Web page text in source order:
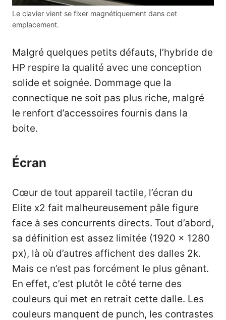
Le clavier vient se fixer magnétiquement dans cet
emplacement.
Malgré quelques petits défauts, l’hybride de
HP respire la qualité avec une conception
solide et soignée. Dommage que la
connectique ne soit pas plus riche, malgré
le renfort d’accessoires fournis dans la
boite.
Écran
Cœur de tout appareil tactile, l’écran du
Elite x2 fait malheureusement pâle figure
face à ses concurrents directs. Tout d’abord,
sa définition est assez limitée (1920 x 1280
px), là où d’autres affichent des dalles 2k.
Mais ce n’est pas forcément le plus gênant.
En effet, c’est plutôt le côté terne des
couleurs qui met en retrait cette dalle. Les
couleurs manquent de punch, les contrastes